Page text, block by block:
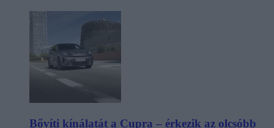
Bővíti kínálatát a Cupra – érkezik az olcsóbb